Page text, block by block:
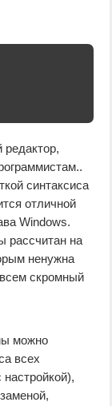
редактор,
синтаксиса
отличной
Windows.
рассчитан на
ненужна
скромный
можно
всех